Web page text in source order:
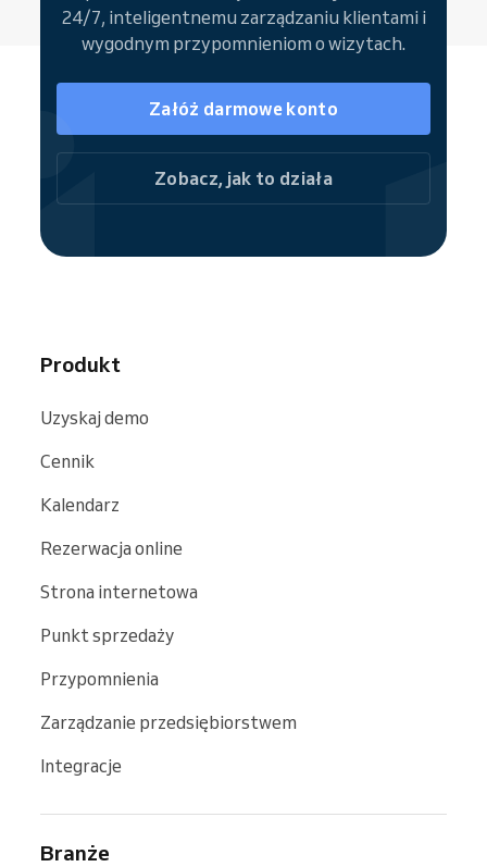
usług od razu.
Google ,BingczyFacebook
24/7, inteligentnemu zarządzaniu klientami i
wygodnym przypomnieniom o wizytach.
Załóż darmowe konto
Zobacz, jak to działa
Produkt
Uzyskaj demo
Cennik
Kalendarz
Rezerwacja online
Strona internetowa
Punkt sprzedaży
Przypomnienia
Zarządzanie przedsiębiorstwem
Integracje
Branże